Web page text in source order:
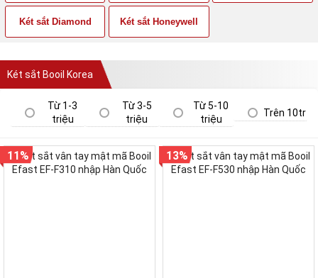
Két sắt Diamond Két sắt Honeywell
Két sắt Booil Korea
Từ 1-3
triệu
Từ 3-5
triệu
Từ 5-10
triệu
Trên 10tr
11% 13%